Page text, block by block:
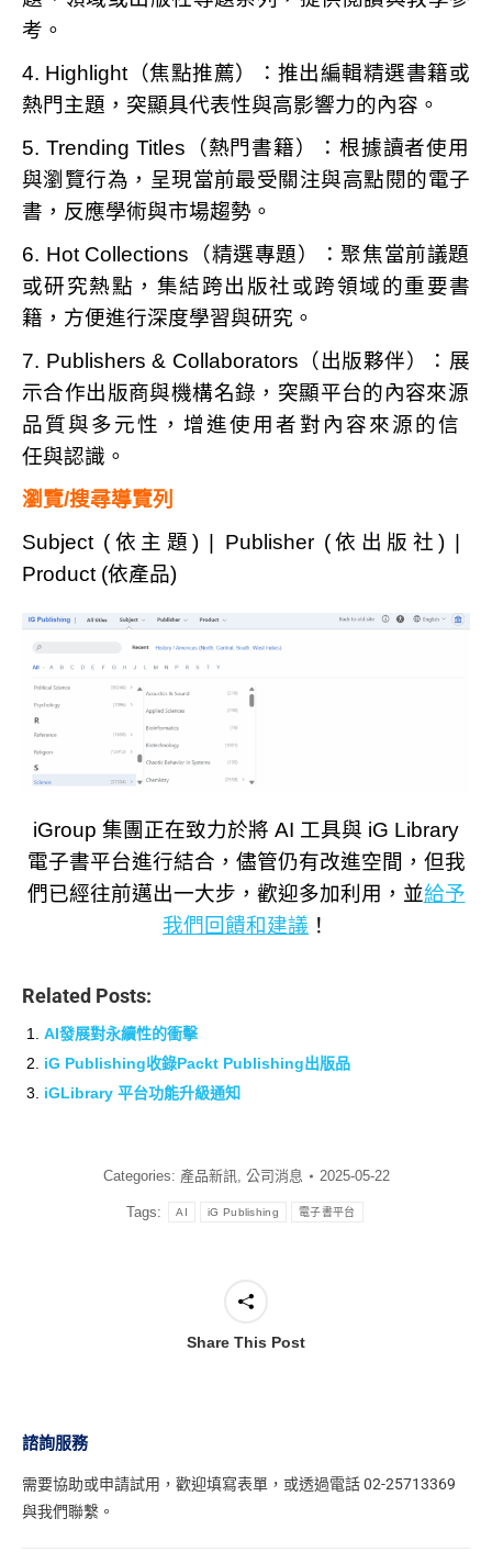
考。
4. Highlight （焦點推薦）：推出編輯精選書籍或
熱門主題，突顯具代表性與高影響力的內容。
5. Trending Titles （熱門書籍）： 根據讀者使用
與瀏覽行為，呈現當前最受關注與高點閱的電子
書，反應學術與市場趨勢。
6. Hot Collections （精選專題）：聚焦當前議題
或研究熱點，集結跨出版社或跨領域的重要書
籍，方便進行深度學習與研究。
7. Publishers & Collaborators （出版夥伴）： 展
示合作出版商與機構名錄 ，突顯平台的內容來源
品質與多元性，增進使用者對內容來源的信
任與認識。
瀏覽/搜尋導覽列
Subject ( 依 主題 ) | Publisher (依 出版社 ) |
Product (依產品)
iGroup 集團正在致力於將 AI 工具與 iG Library
電子書平台進行結合，儘管仍有改進空間，但我
們已經往前邁出一大步，歡迎多加利用，並給予
我們回饋和建議 ！
Related Posts:
AI發展對永續性的衝擊
iG Publishing收錄Packt Publishing出版品
iGLibrary 平台功能升級通知
Categories: 產品新訊, 公司消息 2025-05-22
Tags: AI iG Publishing 電子書平台
Share This Post
諮詢服務
需要協助或申請試用， 歡迎填寫表單 ，或透過電話 02-25713369
與我們聯繫。